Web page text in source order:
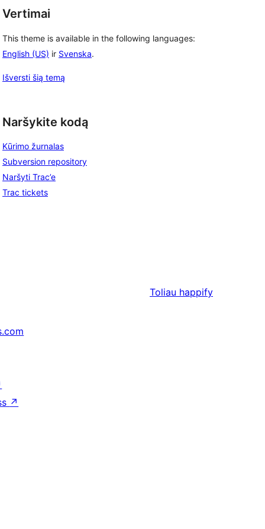
Vertimai
This theme is available in the following languages:
English (US) ir Svenska.
Išversti šią temą
Naršykite kodą
Kūrimo žurnalas
Subversion repository
Naršyti Trac’e
Trac tickets
Toliau happify
↗